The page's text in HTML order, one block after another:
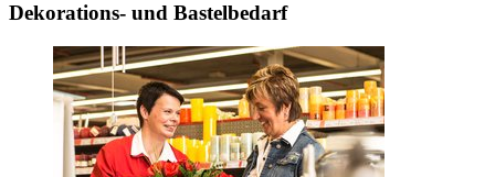
Dekorations- und Bastelbedarf